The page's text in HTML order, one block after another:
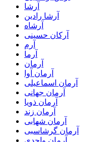
آرشا
آرشا رادین
آرشاه
آرکان حسینی
آرم
آرما
آرمان
آرمان آوا
آرمان اسماعیلی
آرمان جهانی
آرمان ذویا
آرمان زند
آرمان شهابی
آرمان گرشاسبی
آرمان واحدی